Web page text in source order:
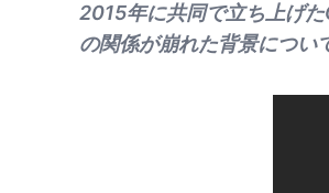
2015年に共同で立ち上げ
の関係が崩れた背景につい